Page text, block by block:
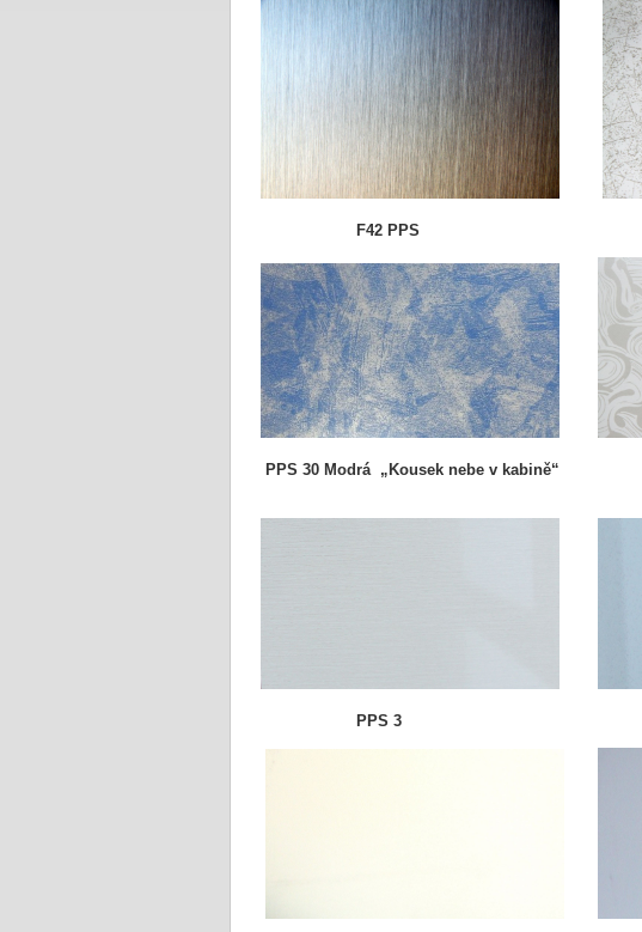
F42
PPS 30 Modrá „Kousek nebe v kabině“
PPS 3